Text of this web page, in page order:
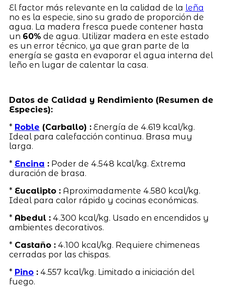
El factor más relevante en la calidad de la leña
no es la especie, sino su grado de proporción de
agua. La madera fresca puede contener hasta
un 60% de agua. Utilizar madera en este estado
es un error técnico, ya que gran parte de la
energía se gasta en evaporar el agua interna del
leño en lugar de calentar la casa.
Datos de Calidad y Rendimiento (Resumen de
Especies):
* Roble (Carballo) :Energía de 4.619 kcal/kg.
Ideal para calefacción continua. Brasa muy
larga.
* Encina :Poder de 4.548 kcal/kg. Extrema
duración de brasa.
* Eucalipto :Aproximadamente 4.580 kcal/kg.
Ideal para calor rápido y cocinas económicas.
* Abedul :4.300 kcal/kg. Usado en encendidos y
ambientes decorativos.
* Castaño :4.100 kcal/kg. Requiere chimeneas
cerradas por las chispas.
* Pino:4.557 kcal/kg. Limitado a iniciación del
fuego.